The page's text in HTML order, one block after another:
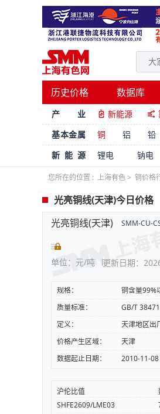
历史价格 数据库
产 业  新能源 
基本金属
铜 铝 铅
新能源
锂电 钠电
您所在的位置 : 上海有色> 铜价格
光亮铜线(天津)今日价格
光亮铜线(天津)
SMM-CU-
单位：元/吨 更新日期：
规格：
铜含量99%
质量标准：
GB/T
定义：
天津地区出
价格产生区域：
天津
数据起止日期：
2010-11-08
沪伦比值
SHFE2609/LME03